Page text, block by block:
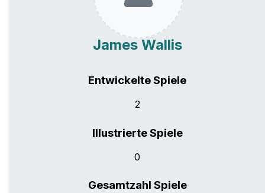
James Wallis
Entwickelte Spiele
2
Illustrierte Spiele
0
Gesamtzahl Spiele